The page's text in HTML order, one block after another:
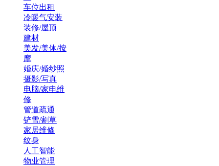
车位出租
冷暖气安装
装修/屋顶
建材
美发/美体/按
摩
婚庆/婚纱照
摄影/写真
电脑/家电维
修
管道疏通
铲雪/割草
家居维修
纹身
人工智能
物业管理